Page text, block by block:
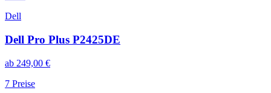
Dell
Dell Pro Plus P2425DE
ab 249,00 €
7 Preise